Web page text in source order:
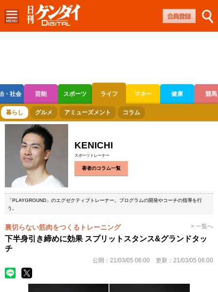
・社会 芸能 スポーツ ライフ マネー 健康 競馬
ボートレース 競輪 オートレース
暮らし グルメ アミューズメント コラム
KENICHI
スポーツトレーナー
著者のコラム一覧
「PLAYGROUND」のエグゼクティブトレーナー。プログラムの開発やコーチの指導を行
う。
裏切らない筋肉をつくるトレーニング > 一覧へ
下半身引き締めに効果 スプリットスタンス&グランドタッ
チ
公開： 21/03/05 06:00 更新： 21/03/05 06:00